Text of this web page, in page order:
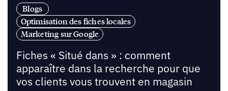
Blogs
Optimisation des fiches locales
Marketing sur Google
Fiches « Situé dans » : comment
apparaître dans la recherche pour que
vos clients vous trouvent en magasin